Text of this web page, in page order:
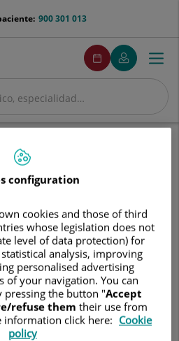
900 301 013
menuPedirCita
Pedir
cita
Mi
Quirónsalud
Menú
Campo Rodríguez
GINECOLOGÍA Y
Y OBSTETRICIA
configuration
cookies and those of third
whose legislation does not
level of data protection) for
analysis, improving
personalised advertising
of your navigation. You can
pressing the button "Accept
refuse them their use from
information click here: Cookie
policy